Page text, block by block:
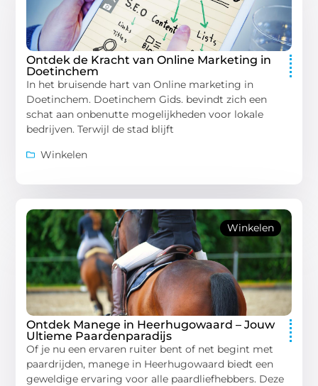
Ontdek de Kracht van Online Marketing in
Doetinchem
In het bruisende hart van Online marketing in
Doetinchem. Doetinchem Gids. bevindt zich een
schat aan onbenutte mogelijkheden voor lokale
bedrijven. Terwijl de stad blijft
Winkelen
Winkelen
Ontdek Manege in Heerhugowaard – Jouw
Ultieme Paardenparadijs
Of je nu een ervaren ruiter bent of net begint met
paardrijden, manege in Heerhugowaard biedt een
geweldige ervaring voor alle paardliefhebbers. Deze